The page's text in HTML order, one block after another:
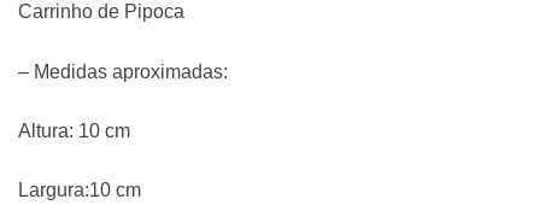
Carrinho de Pipoca
– Medidas aproximadas:
Altura: 10 cm
Largura:10 cm